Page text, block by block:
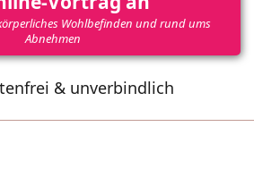
Wohlbefinden und rund ums
Abnehmen
& unverbindlich